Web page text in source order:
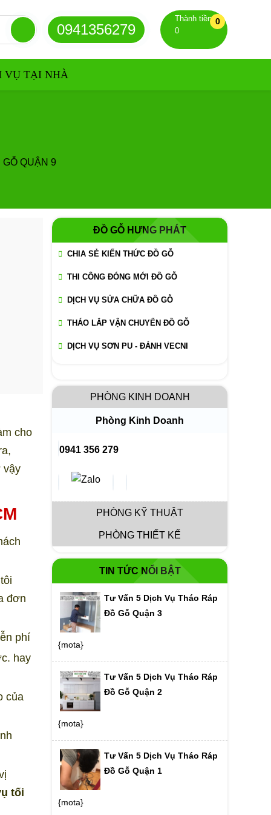
0941356279
Thành tiền
0
0
VỤ TẠI NHÀ
QUẬN 9
cho
vậy
đơn
phí
hay
của
tối
ĐỒ GỖ HƯNG PHÁT
CHIA SẺ KIẾN THỨC ĐỒ GỖ
THI CÔNG ĐÓNG MỚI ĐỒ GỖ
DỊCH VỤ SỬA CHỮA ĐỒ GỖ
THÁO LẮP VẬN CHUYỂN ĐỒ GỖ
DỊCH VỤ SƠN PU - ĐÁNH VECNI
PHÒNG KINH DOANH
Phòng Kinh Doanh
0941 356 279
PHÒNG KỸ THUẬT
PHÒNG THIẾT KẾ
TIN TỨC NỔI BẬT
Tư Vấn 5 Dịch Vụ Tháo Ráp
Đồ Gỗ Quận 3
{mota}
Tư Vấn 5 Dịch Vụ Tháo Ráp
Đồ Gỗ Quận 2
{mota}
Tư Vấn 5 Dịch Vụ Tháo Ráp
Đồ Gỗ Quận 1
{mota}